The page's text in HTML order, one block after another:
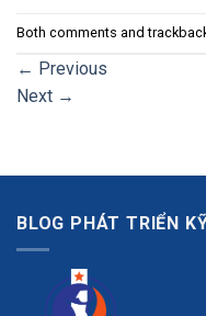
Both comments and
← Previous
Next →
BLOG PHÁT TRIỂN